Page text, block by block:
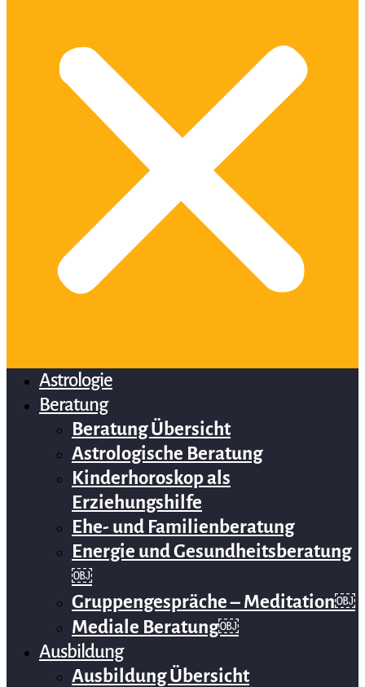
Astrologie
Beratung
Beratung Übersicht
Astrologische Beratung
Kinderhoroskop als
Erziehungshilfe
Ehe- und Familienberatung
Energie und Gesundheitsberatung
￼
Gruppengespräche – Meditation￼
Mediale Beratung￼
Ausbildung
Ausbildung Übersicht